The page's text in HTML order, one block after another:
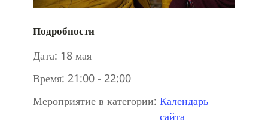
Подробности
Дата: 18 мая
Время: 21:00 - 22:00
Мероприятие в категории: Календарь
сайта